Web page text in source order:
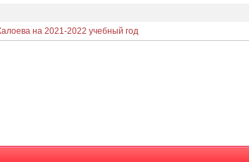
на 2021-2022 учебный год